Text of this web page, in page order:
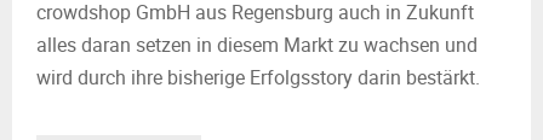
crowdshop GmbH aus Regensburg auch in Zukunft
alles daran setzen in diesem Markt zu wachsen und
wird durch ihre bisherige Erfolgsstory darin bestärkt.